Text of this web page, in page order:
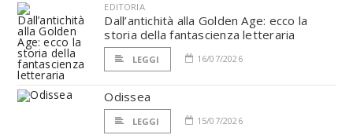
EDITORIA
Dall’antichità alla Golden Age: ecco la
storia della fantascienza letteraria
LEGGI 16/07/2026
Odissea
LEGGI 15/07/2026